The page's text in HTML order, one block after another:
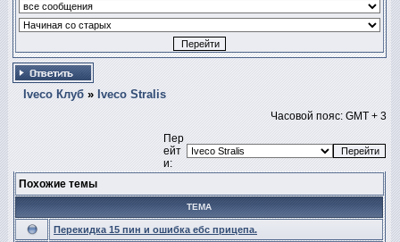
Iveco Клуб » Iveco Stralis
Часовой пояс: GMT + 3
Пер
ейт
и:
Похожие темы
ТЕМА
Перекидка 15 пин и ошибка ебс прицепа.